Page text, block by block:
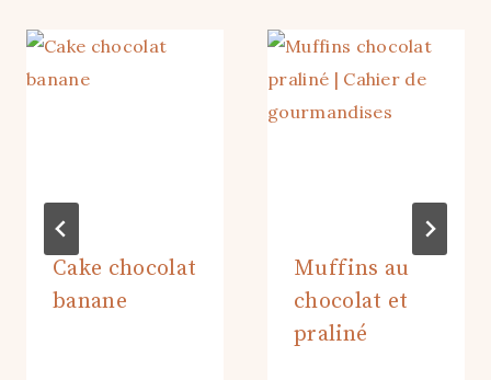
Cake chocolat
banane
Muffins au
chocolat et
praliné